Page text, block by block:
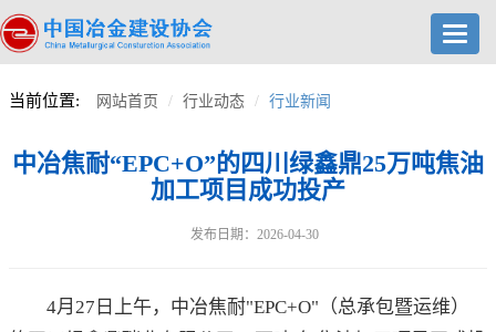
当前位置: 网站首页 行业动态 行业新闻
中冶焦耐“EPC+O”的四川绿鑫鼎25万吨焦油
加工项目成功投产
发布日期：2026-04-30
4月27日上午，中冶焦耐"EPC+O"（总承包暨运维）